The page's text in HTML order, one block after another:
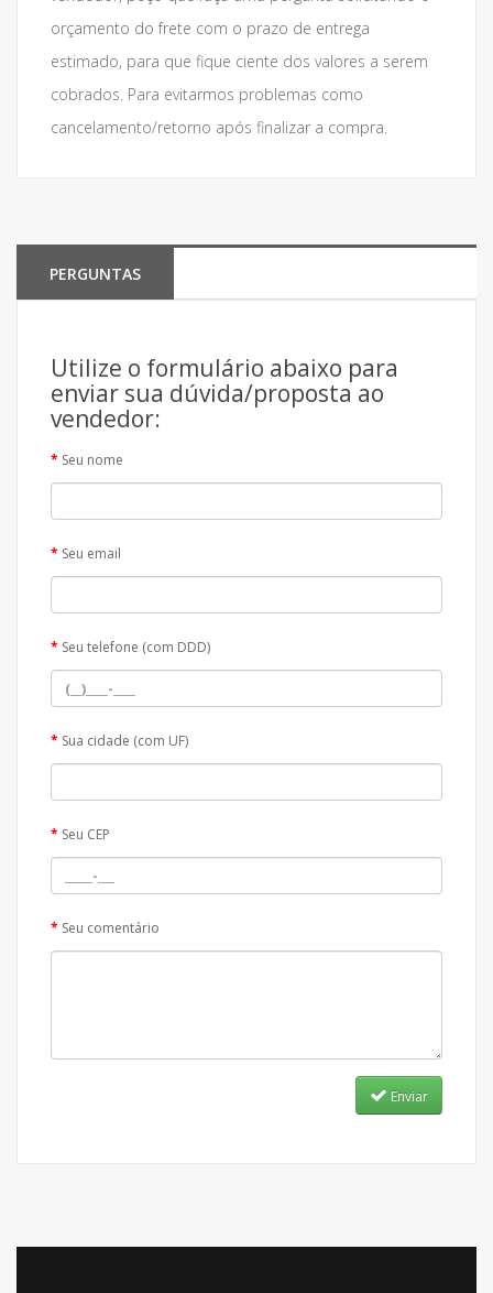
orçamento do frete com o prazo de entrega
estimado, para que fique ciente dos valores a serem
cobrados. Para evitarmos problemas como
cancelamento/retorno após finalizar a compra.
PERGUNTAS
Utilize o formulário abaixo para
enviar sua dúvida/proposta ao
vendedor:
Seu nome
Seu email
Seu telefone (com DDD)
Sua cidade (com UF)
Seu CEP
Seu comentário
Enviar